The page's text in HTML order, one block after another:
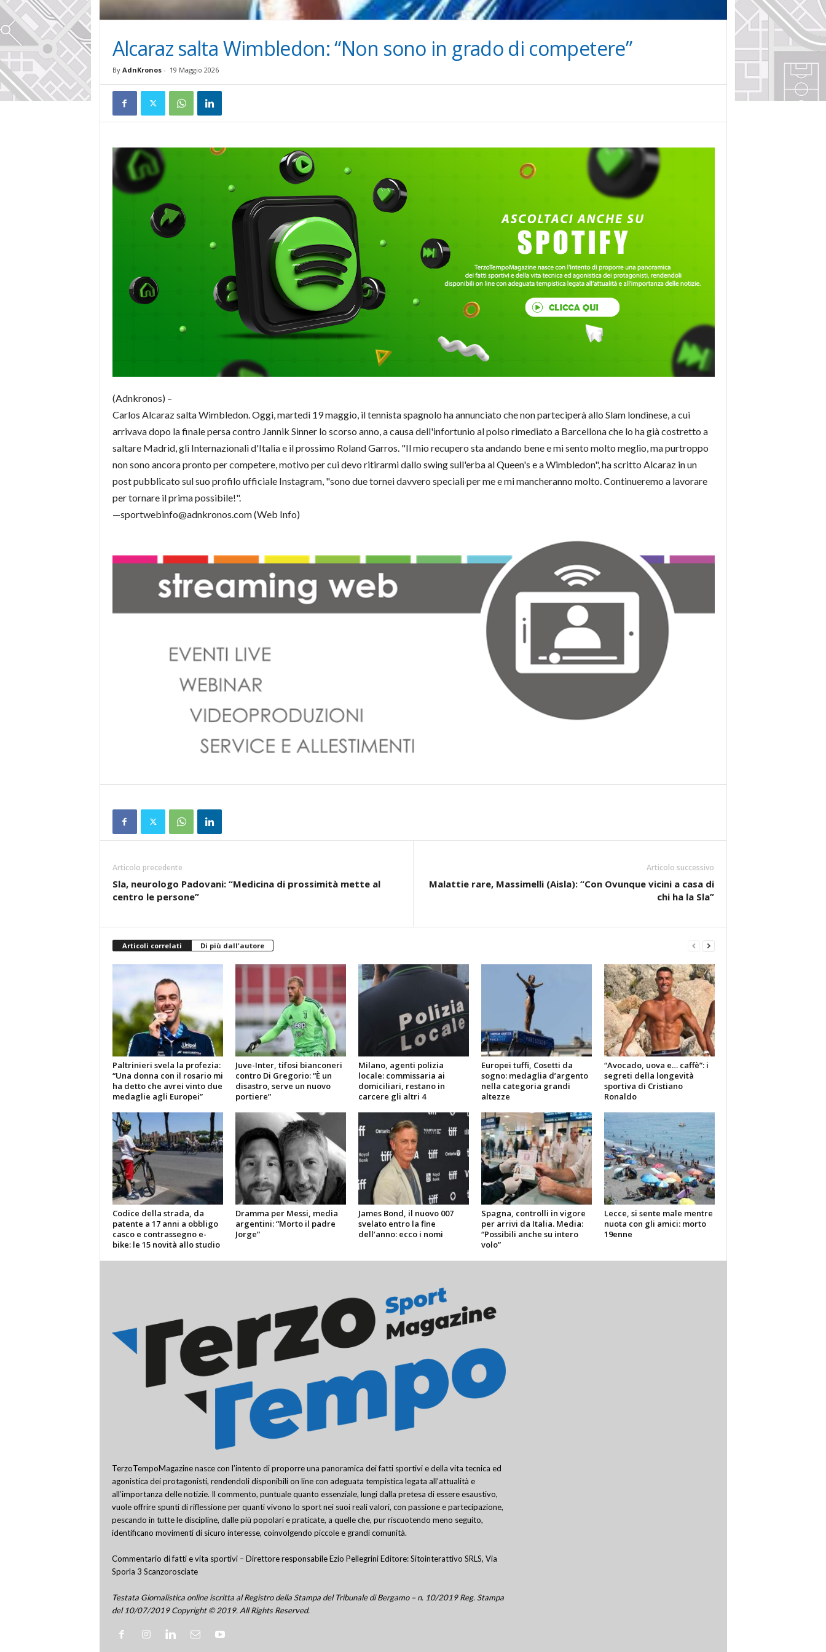
Alcaraz salta Wimbledon: “Non sono in grado di competere”
By AdnKronos- 19 Maggio 2026
(Adnkronos) –
Carlos Alcaraz salta Wimbledon. Oggi, martedì 19 maggio, il tennista spagnolo ha annunciato che non parteciperà allo Slam londinese, a cui
arrivava dopo la finale persa contro Jannik Sinner lo scorso anno, a causa dell'infortunio al polso rimediato a Barcellona che lo ha già costretto a
saltare Madrid, gli Internazionali d'Italia e il prossimo Roland Garros. "Il mio recupero sta andando bene e mi sento molto meglio, ma purtroppo
non sono ancora pronto per competere, motivo per cui devo ritirarmi dallo swing sull'erba al Queen's e a Wimbledon", ha scritto Alcaraz in un
post pubblicato sul suo profilo ufficiale Instagram, "sono due tornei davvero speciali per me e mi mancheranno molto. Continueremo a lavorare
per tornare il prima possibile!".
—sportwebinfo@adnkronos.com (Web Info)
Articolo precedente
Sla, neurologo Padovani: “Medicina di prossimità mette al
centro le persone”
Articolo successivo
Malattie rare, Massimelli (Aisla): “Con Ovunque vicini a casa di
chi ha la Sla”
Articoli correlati Di più dall'autore
Paltrinieri svela la profezia:
“Una donna con il rosario mi
ha detto che avrei vinto due
medaglie agli Europei”
Juve-Inter, tifosi bianconeri
contro Di Gregorio: “È un
disastro, serve un nuovo
portiere”
Milano, agenti polizia
locale: commissaria ai
domiciliari, restano in
carcere gli altri 4
Europei tuffi, Cosetti da
sogno: medaglia d’argento
nella categoria grandi
altezze
“Avocado, uova e… caffè”: i
segreti della longevità
sportiva di Cristiano
Ronaldo
Codice della strada, da
patente a 17 anni a obbligo
casco e contrassegno e-
bike: le 15 novità allo studio
Dramma per Messi, media
argentini: “Morto il padre
Jorge”
James Bond, il nuovo 007
svelato entro la fine
dell’anno: ecco i nomi
Spagna, controlli in vigore
per arrivi da Italia. Media:
“Possibili anche su intero
volo”
Lecce, si sente male mentre
nuota con gli amici: morto
19enne
TerzoTempoMagazine nasce con l’intento di proporre una panoramica dei fatti sportivi e della vita tecnica ed
agonistica dei protagonisti, rendendoli disponibili on line con adeguata tempistica legata all’attualità e
all’importanza delle notizie. Il commento, puntuale quanto essenziale, lungi dalla pretesa di essere esaustivo,
vuole offrire spunti di riflessione per quanti vivono lo sport nei suoi reali valori, con passione e partecipazione,
pescando in tutte le discipline, dalle più popolari e praticate, a quelle che, pur riscuotendo meno seguito,
identificano movimenti di sicuro interesse, coinvolgendo piccole e grandi comunità.
Commentario di fatti e vita sportivi – Direttore responsabile Ezio Pellegrini Editore: Sitointerattivo SRLS, Via
Sporla 3 Scanzorosciate
Testata Giornalistica online iscritta al Registro della Stampa del Tribunale di Bergamo – n. 10/2019 Reg. Stampa
del 10/07/2019 Copyright © 2019. All Rights Reserved.